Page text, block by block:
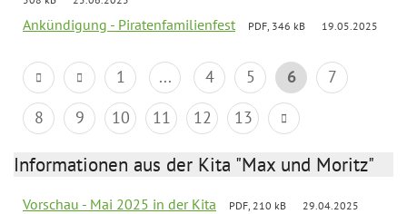
Ankündigung - Piratenfamilienfest PDF, 346 kB 19.05.2025
1 ... 4 5 6
7
8
9 10 11 12 13
Informationen aus der Kita "Max und Moritz"
Vorschau - Mai 2025 in der Kita PDF, 210 kB 29.04.2025